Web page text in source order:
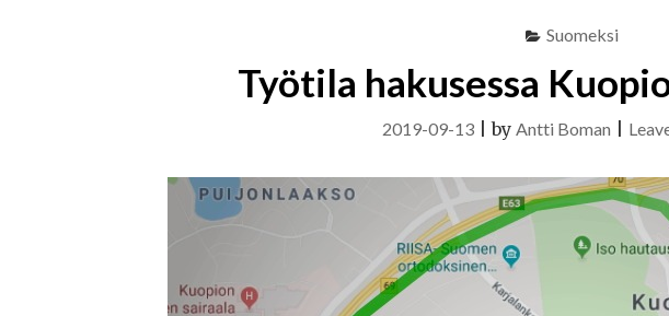
Suomeksi
Työtila hakusessa
2019-09-13|by Antti Boman